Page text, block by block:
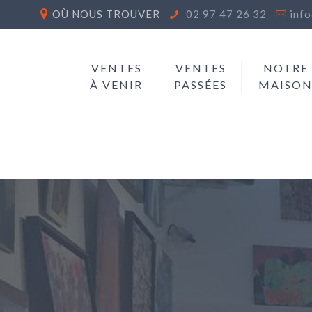
OÙ NOUS TROUVER 02 97 47 26 32
VENTES
À VENIR
VENTES
PASSÉES
NOTRE